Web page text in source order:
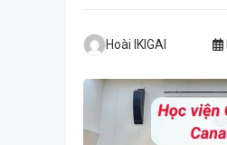
Hoài IKIGAI